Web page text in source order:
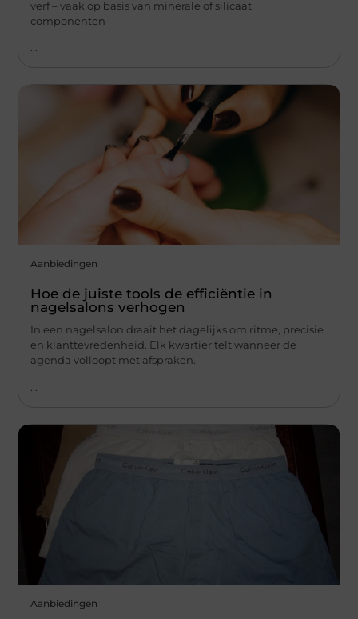
verf – vaak op basis van minerale of silicaat
componenten –
...
Aanbiedingen
Hoe de juiste tools de efficiëntie in
nagelsalons verhogen
In een nagelsalon draait het dagelijks om ritme, precisie
en klanttevredenheid. Elk kwartier telt wanneer de
agenda volloopt met afspraken.
Aanbiedingen